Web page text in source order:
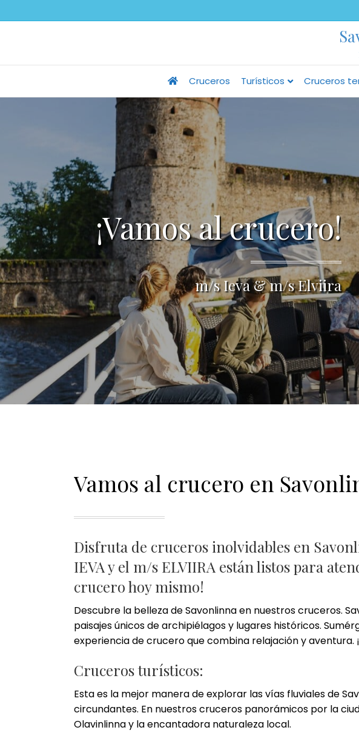
Cruceros Turísticos Cruceros
¡Vamos al crucero!
m/s Ieva & m/s Elviira
Vamos al crucero en
Disfruta de cruceros inolvidables en
IEVA y el m/s ELVIIRA están listos para
crucero hoy mismo!
Descubre la belleza de Savonlinna en nuestros cruceros.
paisajes únicos de archipiélagos y lugares históricos.
experiencia de crucero que combina relajación y aventura.
Cruceros turísticos:
Esta es la mejor manera de explorar las vías fluviales de
circundantes. En nuestros cruceros panorámicos por la
Olavinlinna y la encantadora naturaleza local.